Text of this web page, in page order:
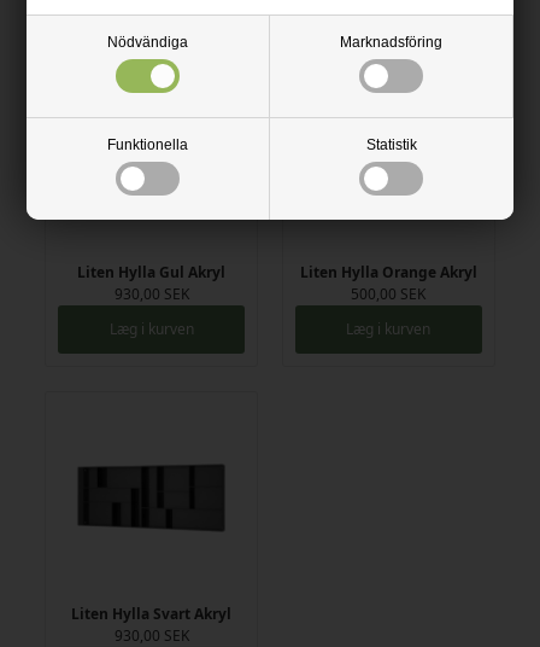
Nödvändiga Marknadsföring
Funktionella Statistik
Liten Hylla Gul Akryl
930,00 SEK
Læg i kurven
Liten Hylla Orange Akryl
500,00 SEK
Læg i kurven
Liten Hylla Svart Akryl
930,00 SEK